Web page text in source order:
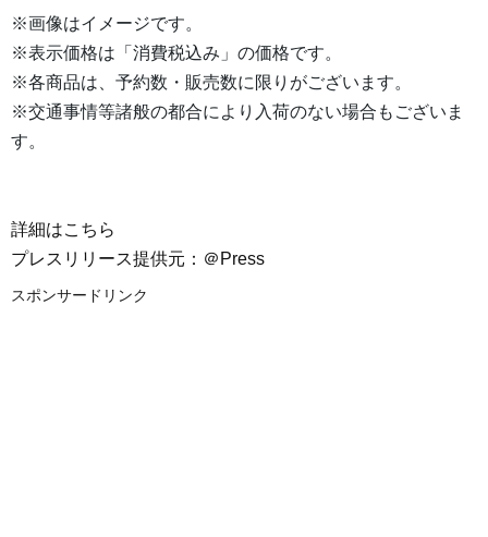
※画像はイメージです。
※表示価格は「消費税込み」の価格です。
※各商品は、予約数・販売数に限りがございます。
※交通事情等諸般の都合により入荷のない場合もございま
す。
詳細はこちら
プレスリリース提供元：＠Press
スポンサードリンク